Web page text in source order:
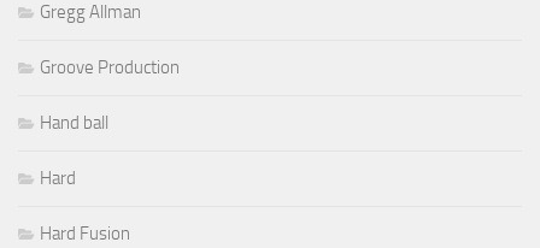
Gregg Allman
Groove Production
Hand ball
Hard
Hard Fusion